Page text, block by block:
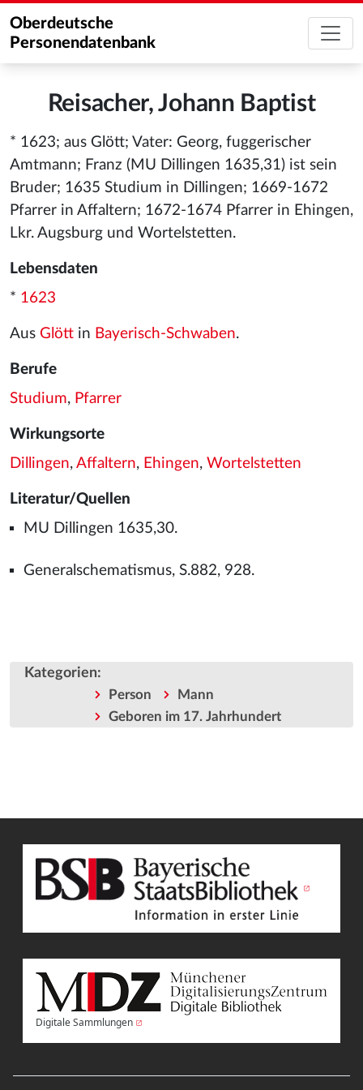
Oberdeutsche
Personendatenbank
Reisacher, Johann Baptist
* 1623; aus Glött; Vater: Georg, fuggerischer
Amtmann; Franz (MU Dillingen 1635,31) ist sein
Bruder; 1635 Studium in Dillingen; 1669-1672
Pfarrer in Affaltern; 1672-1674 Pfarrer in Ehingen,
Lkr. Augsburg und Wortelstetten.
Lebensdaten
* 1623
Aus Glött in Bayerisch-Schwaben.
Berufe
Studium, Pfarrer
Wirkungsorte
Dillingen, Affaltern, Ehingen, Wortelstetten
Literatur/Quellen
MU Dillingen 1635,30.
Generalschematismus, S.882, 928.
Kategorien:
Person
Mann
Geboren im 17. Jahrhundert
Digitale Sammlungen